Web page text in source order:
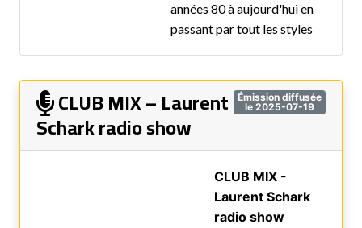
années 80 à aujourd'hui en
passant par tout les styles
Émission diffusée
le 2025-07-19
CLUB MIX – Laurent
Schark radio show
CLUB MIX -
Laurent Schark
radio show